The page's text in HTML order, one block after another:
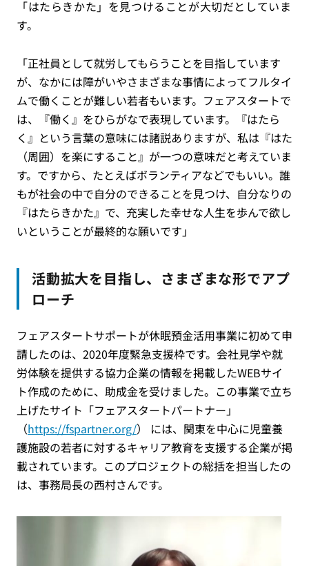
「はたらきかた」を見つけることが大切だとしていま
す。
「正社員として就労してもらうことを目指しています
が、なかには障がいやさまざまな事情によってフルタイ
ムで働くことが難しい若者もいます。フェアスタートで
は、『働く』をひらがなで表現しています。『はたら
く』という言葉の意味には諸説ありますが、私は『はた
（周囲）を楽にすること』が一つの意味だと考えていま
す。ですから、たとえばボランティアなどでもいい。誰
もが社会の中で自分のできることを見つけ、自分なりの
『はたらきかた』で、充実した幸せな人生を歩んで欲し
いということが最終的な願いです」
活動拡大を目指し、さまざまな形でアプ
ローチ
フェアスタートサポートが休眠預金活用事業に初めて申
請したのは、2020年度緊急支援枠です。会社見学や就
労体験を提供する協力企業の情報を掲載したWEBサイ
ト作成のために、助成金を受けました。この事業で立ち
上げたサイト「フェアスタートパートナー」
（https://fspartner.org/） には、関東を中心に児童養
護施設の若者に対するキャリア教育を支援する企業が掲
載されています。このプロジェクトの総括を担当したの
は、事務局長の西村さんです。